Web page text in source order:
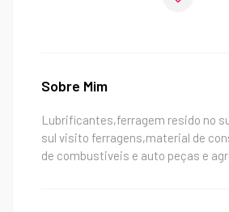
Sobre Mim
Lubrificantes,ferragem resido no
sul visito ferragens,material de
de combustiveis e auto peças e